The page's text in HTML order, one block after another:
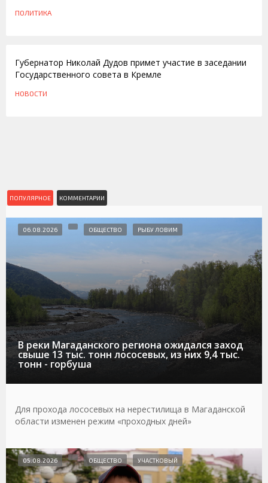
ПОЛИТИКА
Губернатор Николай Дудов примет участие в заседании
Государственного совета в Кремле
НОВОСТИ
ПОПУЛЯРНОЕ КОММЕНТАРИИ
В реки Магаданского региона ожидался заход
свыше 13 тыс. тонн лососевых, из них 9,4 тыс.
тонн - горбуша
06.08.2026 ОБЩЕСТВО РЫБУ ЛОВИМ
Для прохода лососевых на нерестилища в Магаданской
области изменен режим «проходных дней»
05.08.2026 ОБЩЕСТВО УЧАСТКОВЫЙ